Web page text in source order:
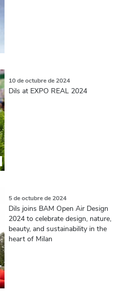
10 de octubre de 2024
Dils at EXPO REAL 2024
5 de octubre de 2024
Dils joins BAM Open Air Design
2024 to celebrate design, nature,
beauty, and sustainability in the
heart of Milan